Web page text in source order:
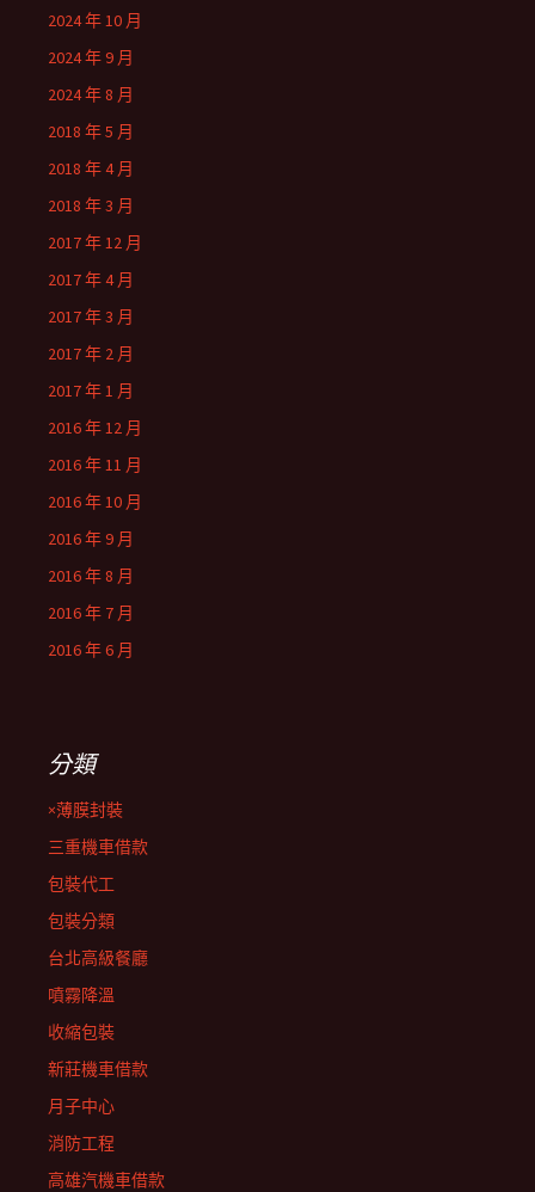
2024 年 10 月
2024 年 9 月
2024 年 8 月
2018 年 5 月
2018 年 4 月
2018 年 3 月
2017 年 12 月
2017 年 4 月
2017 年 3 月
2017 年 2 月
2017 年 1 月
2016 年 12 月
2016 年 11 月
2016 年 10 月
2016 年 9 月
2016 年 8 月
2016 年 7 月
2016 年 6 月
分類
×薄膜封裝
三重機車借款
包裝代工
包裝分類
台北高級餐廳
噴霧降溫
收縮包裝
新莊機車借款
月子中心
消防工程
高雄汽機車借款